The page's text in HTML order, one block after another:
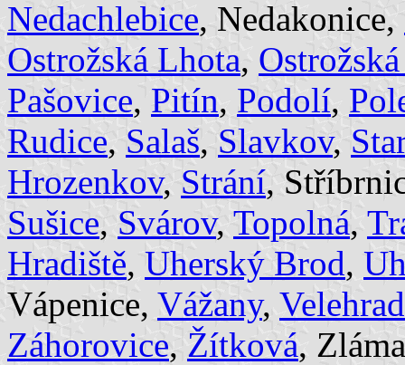
Nedachlebice, Nedakonice,
Ostrožská Lhota,
Pašovice, Pitín, Podolí,
Rudice, Salaš, Slavkov,
Hrozenkov, Strání,
Sušice, Svárov, Topolná,
Hradiště, Uherský Brod,
Vápenice, Vážany, Velehrad
Záhorovice, Žítková,